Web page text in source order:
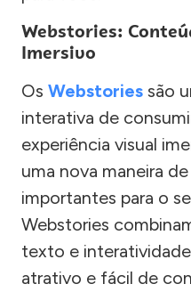
Webstories:
Imersivo
Os Webstories são
interativa de
experiência visual
uma nova maneira
importantes para o
Webstories
texto e
atrativo e fácil de